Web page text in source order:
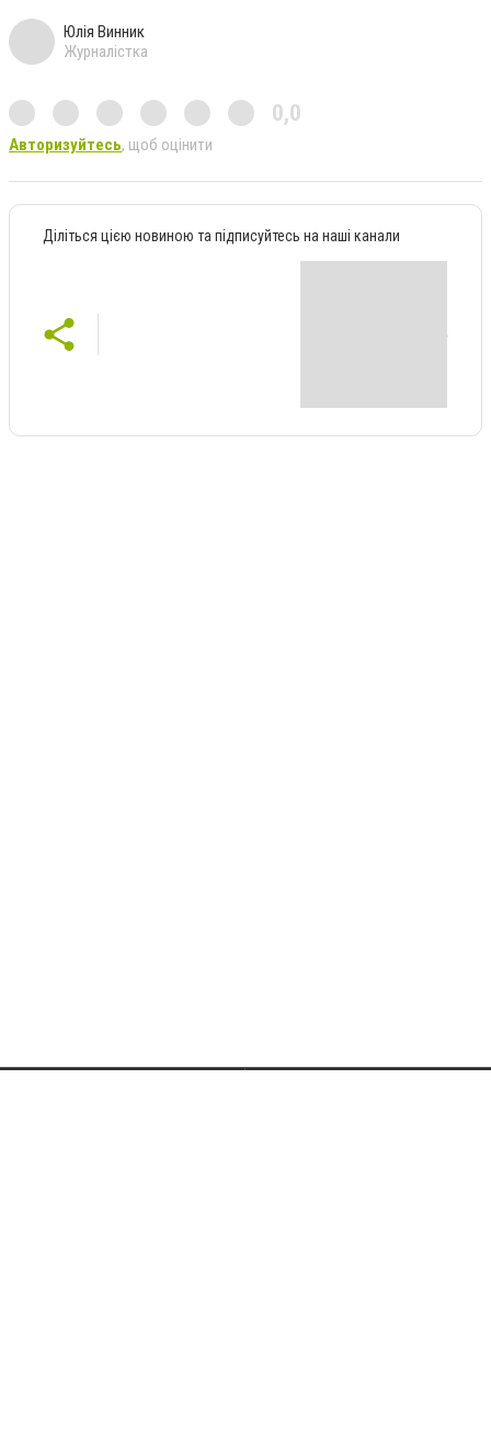
Юлія Винник
Журналістка
0,0
Авторизуйтесь, щоб оцінити
Діліться цією новиною та підписуйтесь на наші канали